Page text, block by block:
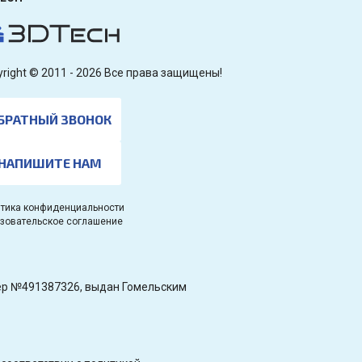
© 2011 - 2026 Все права защищены!
ЗВОНОК
НАМ
конфиденциальности
соглашение
№491387326, выдан Гомельским